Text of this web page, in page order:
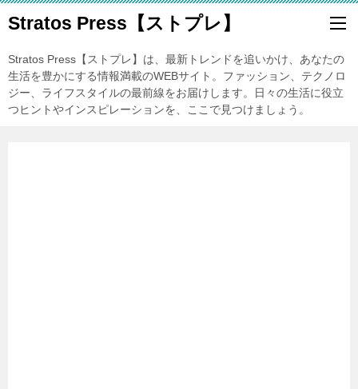
Stratos Press【ストプレ】
Stratos Press【ストプレ】は、最新トレンドを追いかけ、あなたの
生活を豊かにする情報満載のWEBサイト。ファッション、テクノロ
ジー、ライフスタイルの最前線をお届けします。日々の生活に役立
つヒントやインスピレーションを、ここで見つけましょう。